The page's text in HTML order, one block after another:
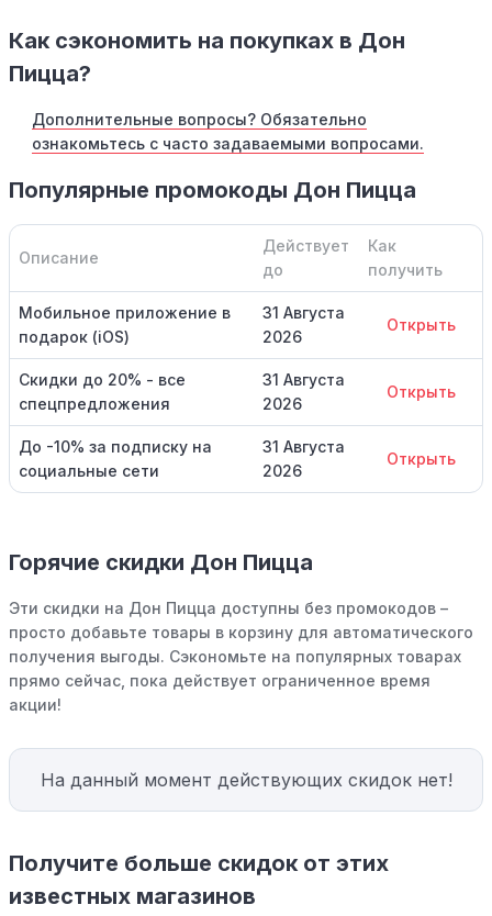
Как сэкономить на покупках в Дон
Пицца?
Дополнительные вопросы? Обязательно
ознакомьтесь с часто задаваемыми вопросами.
Популярные промокоды Дон Пицца
Описание
Действует
до
Как
получить
Мобильное приложение в
подарок (iOS)
31 Августа
2026
Открыть
Скидки до 20% - все
спецпредложения
31 Августа
2026
Открыть
До -10% за подписку на
социальные сети
31 Августа
2026
Открыть
Горячие скидки Дон Пицца
Эти скидки на Дон Пицца доступны без промокодов –
просто добавьте товары в корзину для автоматического
получения выгоды. Сэкономьте на популярных товарах
прямо сейчас, пока действует ограниченное время
акции!
На данный момент действующих скидок нет!
Получите больше скидок от этих
известных магазинов